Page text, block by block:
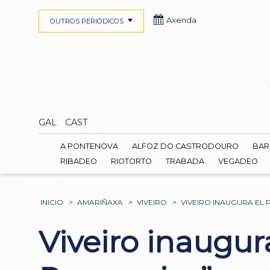
GAL CAST
OUTROS PERIÓDICOS Axenda
A PONTENOVA ALFOZ DO CASTRODOURO
RIBADEO
RIOTORTO TRABADA VEGADEO
INICIO > AMARIÑAXA > VIVEIRO > VIVEIRO INAUGURA EL
Viveiro